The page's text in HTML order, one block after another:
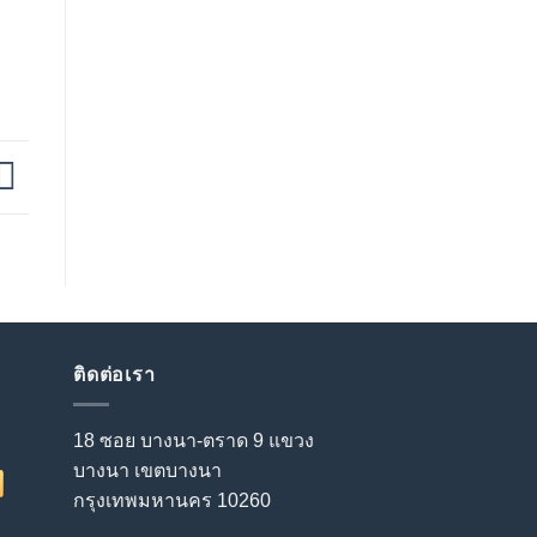
ติดต่อเรา
18 ซอย บางนา-ตราด 9 แขวง
บางนา เขตบางนา
กรุงเทพมหานคร 10260